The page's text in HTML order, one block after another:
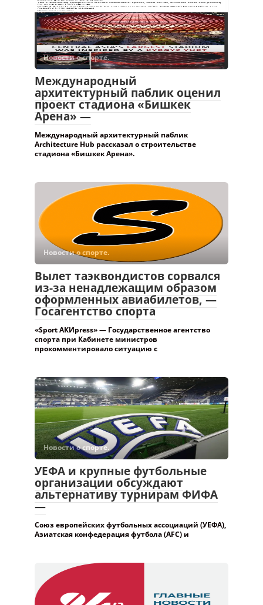
Новости о спорте.
Международный
архитектурный паблик оценил
проект стадиона «Бишкек
Арена» —
Международный архитектурный паблик
Architecture Hub рассказал о строительстве
стадиона «Бишкек Арена».
Новости о спорте.
Вылет таэквондистов сорвался
из-за ненадлежащим образом
оформленных авиабилетов, —
Госагентство спорта
«Sport АКИpress» — Государственное агентство
спорта при Кабинете министров
прокомментировало ситуацию с
Новости о спорте.
УЕФА и крупные футбольные
организации обсуждают
альтернативу турнирам ФИФА
—
Союз европейских футбольных ассоциаций (УЕФА),
Азиатская конфедерация футбола (AFC) и